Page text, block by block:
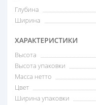
Глубина
Ширина
ХАРАКТЕРИСТИКИ
Высота
Высота упаковки
Масса нетто
Цвет
Ширина упаковки